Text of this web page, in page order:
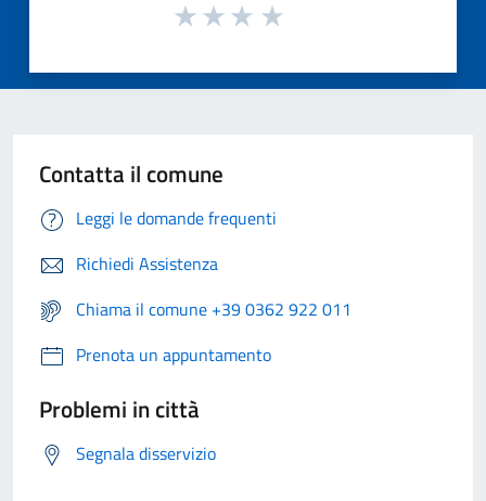
Contatta il comune
Leggi le domande frequenti
Richiedi Assistenza
Chiama il comune +39 0362 922 011
Prenota un appuntamento
Problemi in città
Segnala disservizio